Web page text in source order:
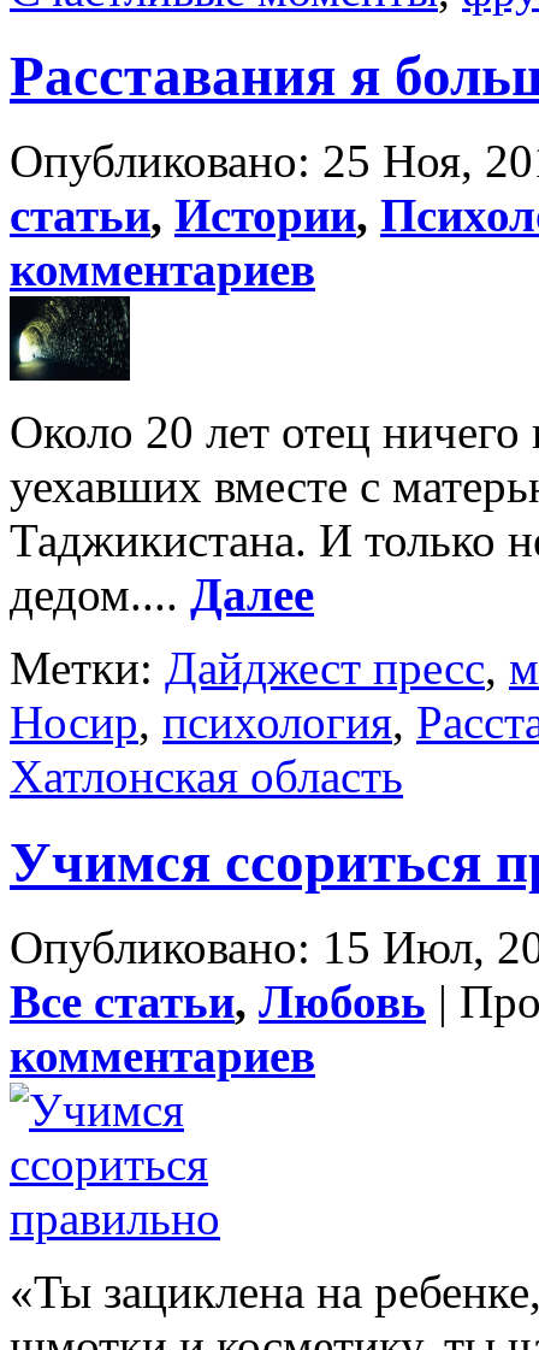
Расставания я
Опубликовано: 25 Ноя,
статьи, Истории,
комментариев
Около 20 лет отец ничего
уехавших вместе с
Таджикистана. И только
дедом.... Далее
Метки: Дайджест пресс,
Носир, психология,
Хатлонская область
Учимся ссориться
Опубликовано: 15 Июл,
Все статьи, Любовь |
комментариев
«Ты зациклена на